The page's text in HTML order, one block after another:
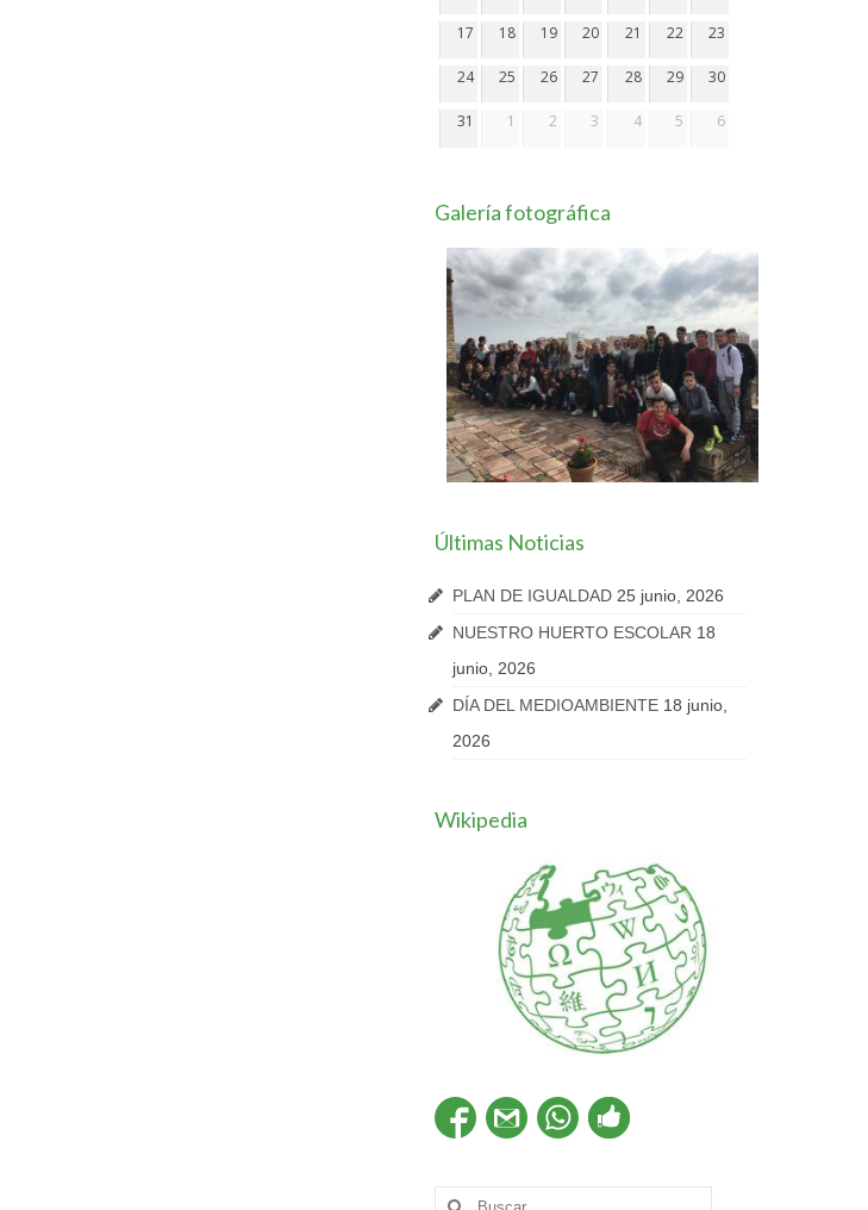
17 18 19 20 21 22 23
24 25 26 27 28 29 30
31 1 2 3 4 5 6
Galería fotográfica
Últimas Noticias
PLAN DE IGUALDAD 25 junio, 2026
NUESTRO HUERTO ESCOLAR 18
junio, 2026
DÍA DEL MEDIOAMBIENTE 18 junio,
2026
Wikipedia
Buscar